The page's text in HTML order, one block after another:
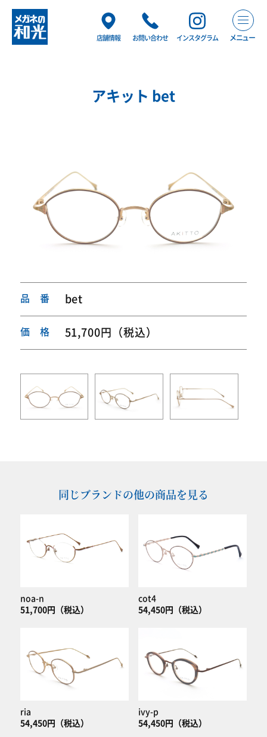
店舗情報 お問い合わせ インスタグラム メニュー
アキット bet
品 番 bet
価 格 51,700円（税込）
同じブランドの他の商品を見る
noa-n
51,700円（税込）
cot4
54,450円（税込）
ria
54,450円（税込）
ivy-p
54,450円（税込）